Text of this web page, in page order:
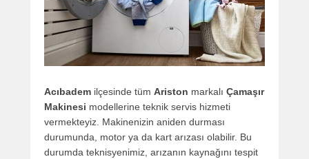
Acıbadem ilçesinde tüm Ariston markalı Çamaşır
Makinesi modellerine teknik servis hizmeti
vermekteyiz. Makinenizin aniden durması
durumunda, motor ya da kart arızası olabilir. Bu
durumda teknisyenimiz, arızanın kaynağını tespit